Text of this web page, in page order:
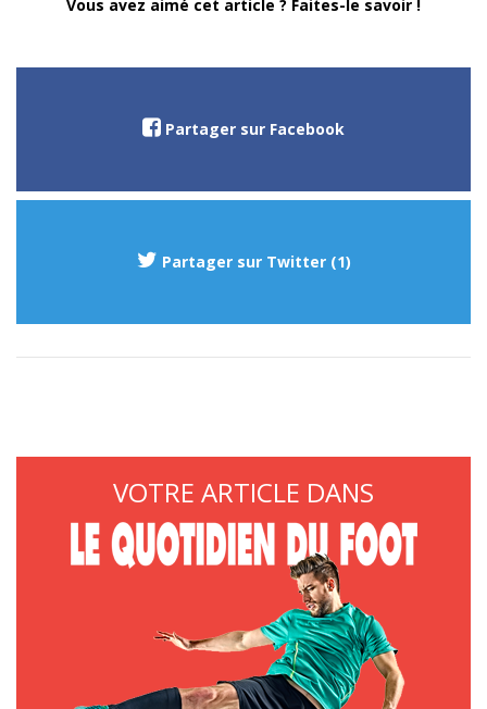
Vous avez aimé cet article ? Faites-le savoir !
Partager sur Facebook
Partager sur Twitter (1)
VOTRE ARTICLE DANS